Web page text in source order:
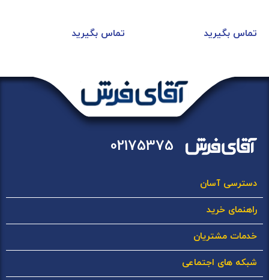
تماس بگیرید تماس بگیرید
02175375
دسترسی آسان
راهنمای خرید
خدمات مشتریان
شبکه های اجتماعی